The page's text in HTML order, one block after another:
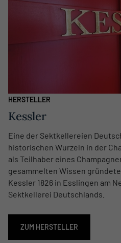
HERSTELLER
Kessler
Eine der Sektkellereien
historischen Wurzeln in der
als Teilhaber eines
gesammelten Wissen
Kessler 1826 in Esslingen am
Sektkellerei Deutschlands.
ZUM HERSTELLER